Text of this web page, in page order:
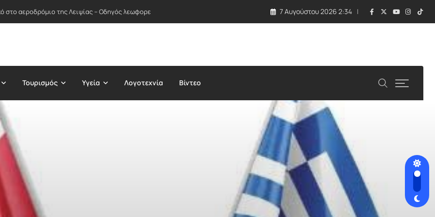
στο αεροδρόμιο της Λειψίας – Οδηγός λεωφορείου απέτρεψε πιθανή τραγωδία με εκρηκτική συσκευή σε drone
7 Αυγούστου 2026 2:34
Τουρισμός Υγεία Λογοτεχνία Βίντεο